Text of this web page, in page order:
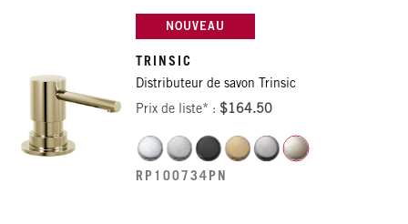
NOUVEAU
TRINSIC
Distributeur de savon Trinsic
Prix de liste* : $164.50
RP100734PN